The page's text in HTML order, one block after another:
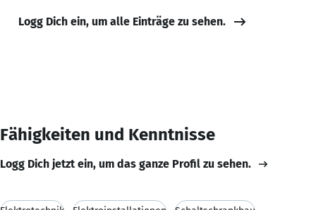
Logg Dich ein, um alle Einträge zu sehen.
Fähigkeiten und Kenntnisse
Logg Dich jetzt ein, um das ganze Profil zu sehen.